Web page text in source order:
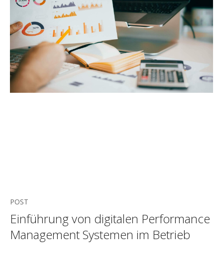
POST
Einführung von digitalen Performance
Management Systemen im Betrieb